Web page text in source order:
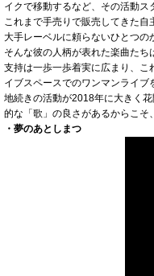
イクで移動するなど、その活動ス
これまで手売りで販売してきた
大手レーベルに頼らないひとつの
そんな彼の人柄が表れた楽曲た
支持は一歩一歩着実に広まり、こ
イブスペースでのワンマンライブ
地続きの活動が2018年に大きく
的な「歌」の良さがあるからこそ
・夢のあとしまつ